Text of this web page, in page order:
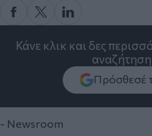
Κάνε κλικ και δες
αναζήτηση
Πρόσθεσέ
- Newsroom